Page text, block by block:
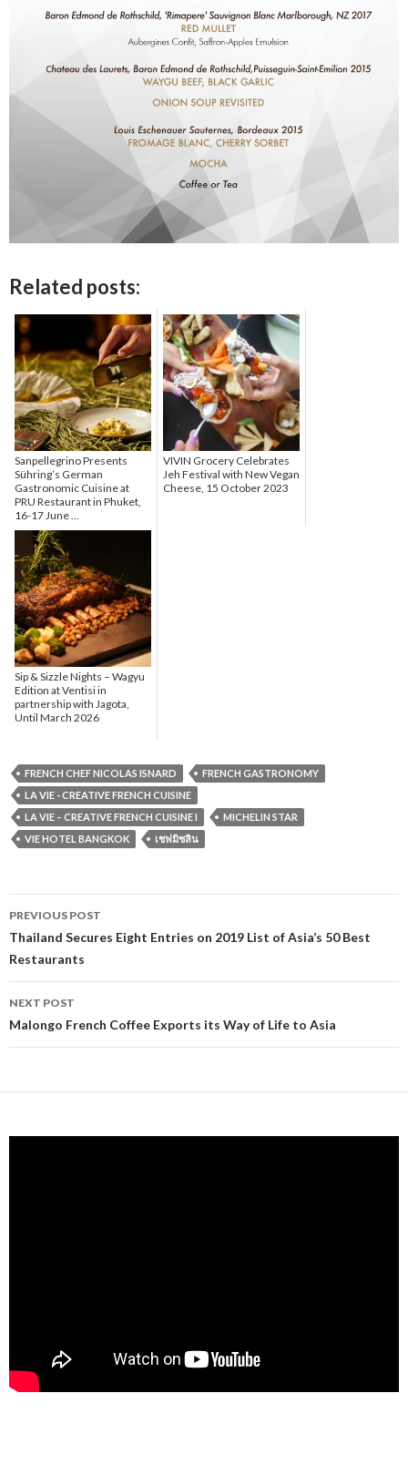
Related posts:
Sanpellegrino Presents
Sühring’s German
Gastronomic Cuisine at
PRU Restaurant in Phuket,
16-17 June ...
VIVIN Grocery Celebrates
Jeh Festival with New Vegan
Cheese, 15 October 2023
Sip & Sizzle Nights – Wagyu
Edition at Ventisi in
partnership with Jagota,
Until March 2026
FRENCH CHEF NICOLAS ISNARD
FRENCH GASTRONOMY
LA VIE - CREATIVE FRENCH CUISINE
LA VIE – CREATIVE FRENCH CUISINE I
MICHELIN STAR
VIE HOTEL BANGKOK
เชฟมิชลิน
Post navigation
PREVIOUS POST
Thailand Secures Eight Entries on 2019 List of Asia’s 50 Best
Restaurants
NEXT POST
Malongo French Coffee Exports its Way of Life to Asia